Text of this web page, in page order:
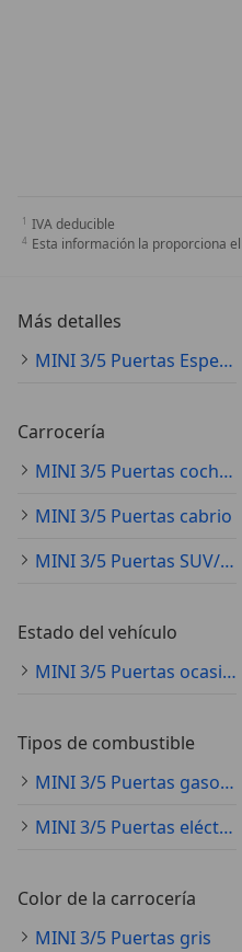
IVA deducible
Esta información la proporciona
Más detalles
MINI 3/5 Puertas Especificaciones técnicas
Carrocería
MINI 3/5 Puertas coche pequeño
MINI 3/5 Puertas cabrio
MINI 3/5 Puertas SUV/4x4/pickup
Estado del vehículo
MINI 3/5 Puertas ocasión
Tipos de combustible
MINI 3/5 Puertas gasolina
MINI 3/5 Puertas eléctrico
Color de la carrocería
MINI 3/5 Puertas gris